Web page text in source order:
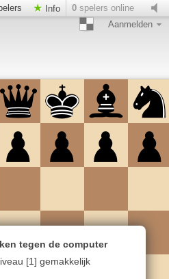
Info 0 spelers online
Aanmelden
tegen de computer
[1] gemakkelijk